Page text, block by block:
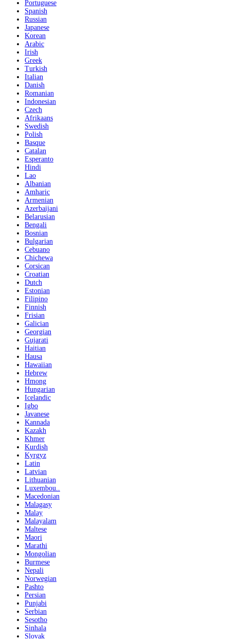
Portuguese
Spanish
Russian
Japanese
Korean
Arabic
Irish
Greek
Turkish
Italian
Danish
Romanian
Indonesian
Czech
Afrikaans
Swedish
Polish
Basque
Catalan
Esperanto
Hindi
Lao
Albanian
Amharic
Armenian
Azerbaijani
Belarusian
Bengali
Bosnian
Bulgarian
Cebuano
Chichewa
Corsican
Croatian
Dutch
Estonian
Filipino
Finnish
Frisian
Galician
Georgian
Gujarati
Haitian
Hausa
Hawaiian
Hebrew
Hmong
Hungarian
Icelandic
Igbo
Javanese
Kannada
Kazakh
Khmer
Kurdish
Kyrgyz
Latin
Latvian
Lithuanian
Luxembou..
Macedonian
Malagasy
Malay
Malayalam
Maltese
Maori
Marathi
Mongolian
Burmese
Nepali
Norwegian
Pashto
Persian
Punjabi
Serbian
Sesotho
Sinhala
Slovak